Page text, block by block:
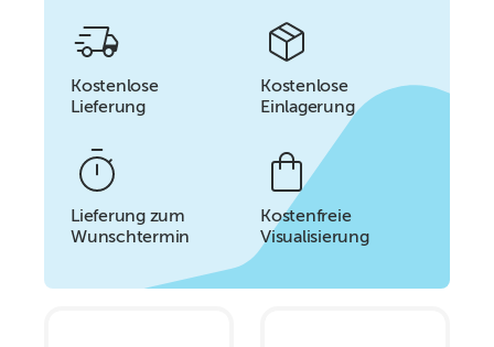
Kostenlose
Lieferung
Kostenlose
Einlagerung
Lieferung zum
Wunschtermin
Kostenfreie
Visualisierung